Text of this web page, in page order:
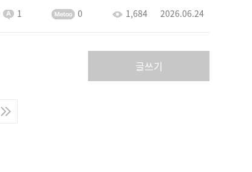
1 0 1,684 2026.06.24
글쓰기